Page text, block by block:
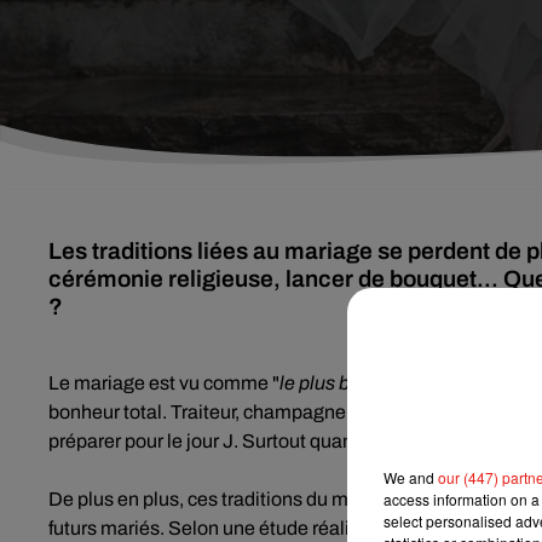
Les traditions liées au mariage se perdent de
cérémonie religieuse, lancer de bouquet...
?
Le mariage est vu comme "le plus beau jour de notre vie
bonheur total. Traiteur, champagne, tenues des mariés
préparer pour le jour J. Surtout quand ils décident de
De plus en plus, ces traditions du mariage se perdent.
futurs mariés. Selon une étude réalisée par les bijoutiers
We and our (447)
access information on
select personalised